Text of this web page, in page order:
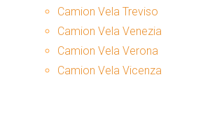
Camion Vela Treviso
Camion Vela Venezia
Camion Vela Verona
Camion Vela Vicenza